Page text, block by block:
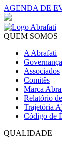
AGENDA DE
QUEM SOMOS
A Abrafati
Associados
Comitês
Marca
Relatório
Trajetória
Código de
QUALIDADE